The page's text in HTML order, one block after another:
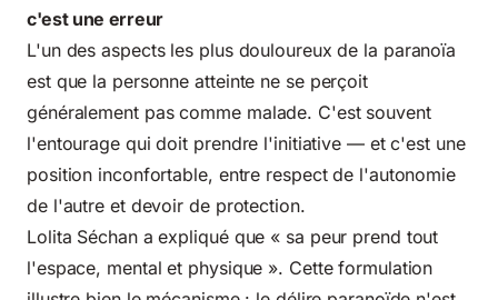
c'est une erreur
L'un des aspects les plus douloureux de la paranoïa
est que la personne atteinte ne se perçoit
généralement pas comme malade. C'est souvent
l'entourage qui doit prendre l'initiative — et c'est une
position inconfortable, entre respect de l'autonomie
de l'autre et devoir de protection.
Lolita Séchan a expliqué que « sa peur prend tout
l'espace, mental et physique ». Cette formulation